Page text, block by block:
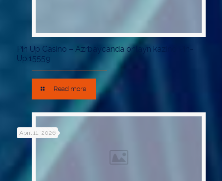
Pin Up Casino – Azrbaycanda onlayn kazino Pin-
Up.15559
Read more
April 11, 2026